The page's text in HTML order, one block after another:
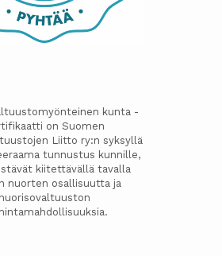
kunta -
on Suomen
Liitto ry:n syksyllä
tunnustus kunnille,
kiitettävällä tavalla
nuorten osallisuutta ja
nuorisovaltuuston